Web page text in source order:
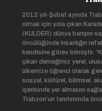
2012 yılı Şubat ayında
olmak için yola çıkan
(KULDER) dünya barışını
öncülüğünde insanlığın
kendisine görev bilmiştir.
çıkan derneğimiz yerel,
ülkemize öğrenci olarak
sosyal, kültürel, bilimsel,
içerisinde yer almasını
Trabzon’un tanıtımında